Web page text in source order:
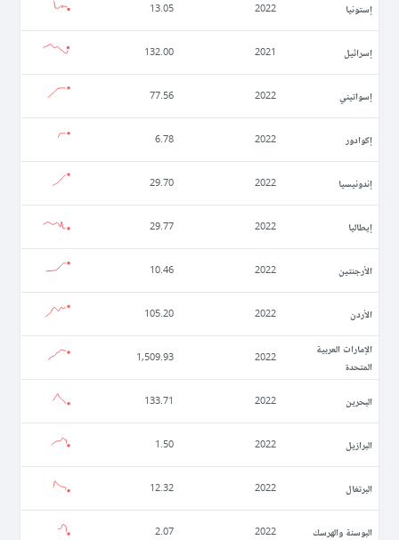
إستونيا 2022
13.05
إسرائيل 2021
132.00
إسواتيني 2022
77.56
إكوادور 2022
6.78
إندونيسيا 2022
29.70
إيطاليا 2022
29.77
الأرجنتين 2022
10.46
الأردن 2022
105.20
الإمارات العربية
المتحدة
2022
1,509.93
البحرين 2022
133.71
البرازيل 2022
1.50
البرتغال 2022
12.32
البوسنة والهرسك 2022
2.07